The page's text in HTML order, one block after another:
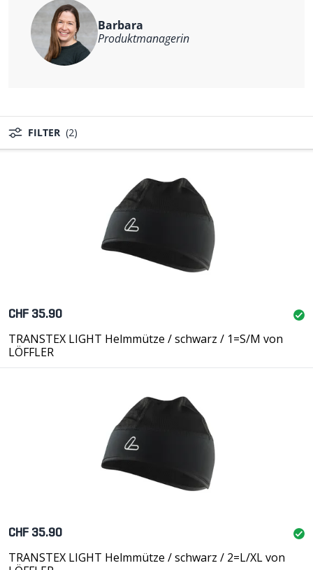
Barbara
Produktmanagerin
FILTER (2)
CHF 35.90
TRANSTEX LIGHT Helmmütze / schwarz / 1=S/M von
LÖFFLER
CHF 35.90
TRANSTEX LIGHT Helmmütze / schwarz / 2=L/XL von